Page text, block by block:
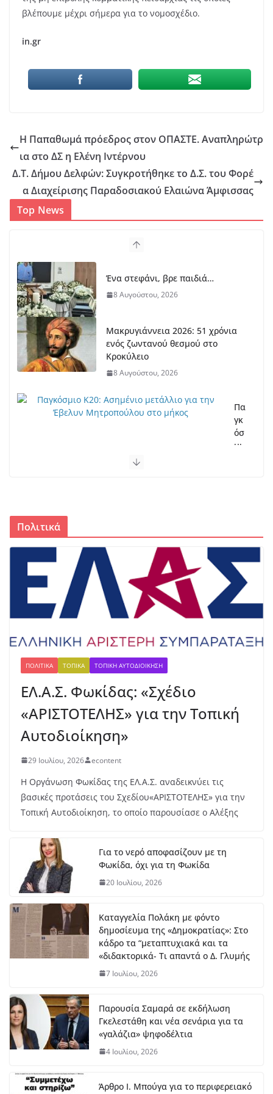
βλέπουμε μέχρι σήμερα για το νομοσχέδιο.
in.gr
Η Παπαθωμά πρόεδρος στον ΟΠΑΣΤΕ. Αναπληρώτρ
ια στο ΔΣ η Ελένη Ιντέρνου
Δ.Τ. Δήμου Δελφών: Συγκροτήθηκε το Δ.Σ. του Φορέ
α Διαχείρισης Παραδοσιακού Ελαιώνα Άμφισσας
Top News
Ένα στεφάνι, βρε παιδιά…
8 Αυγούστου, 2026
Μακρυγιάννεια 2026: 51 χρόνια
ενός ζωντανού θεσμού στο
Κροκύλειο
8 Αυγούστου, 2026
Πα
γκ
όσ
μι
ο
με
τά
λλ
ιο
γι
ν
ρο
κο
ς
ΔΤ Εντάχθηκε προς
χρηματοδότησης η εκπόνηση
Σχεδίου Αστικής Ανθεκτικότητας
Στο Λιδωρίκι ο Φάνης Σπανός για
έργα και αποκατάσταση των
πυρόπληκτων περιοχών
Πολιτικά
ΠΟΛΙΤΙΚΆ ΤΟΠΙΚΆ ΤΟΠΙΚΉ ΑΥΤΟΔΙΟΊΚΗΣΗ
ΕΛ.Α.Σ. Φωκίδας: «Σχέδιο
«ΑΡΙΣΤΟΤΕΛΗΣ» για την Τοπική
Αυτοδιοίκηση»
29 Ιουλίου, 2026 econtent
Η Οργάνωση Φωκίδας της ΕΛ.Α.Σ. αναδεικνύει τις
βασικές προτάσεις του Σχεδίου«ΑΡΙΣΤΟΤΕΛΗΣ» για την
Τοπική Αυτοδιοίκηση, το οποίο παρουσίασε ο Αλέξης
Για το νερό αποφασίζουν με τη
Φωκίδα, όχι για τη Φωκίδα
20 Ιουλίου, 2026
Καταγγελία Πολάκη με φόντο
δημοσίευμα της «Δημοκρατίας»: Στο
κάδρο τα “μεταπτυχιακά και τα
«διδακτορικά- Τι απαντά ο Δ. Γλυμής
7 Ιουλίου, 2026
Παρουσία Σαμαρά σε εκδήλωση
Γκελεστάθη και νέα σενάρια για τα
«γαλάζια» ψηφοδέλτια
4 Ιουλίου, 2026
Άρθρο Ι. Μπούγα για το περιφερειακό